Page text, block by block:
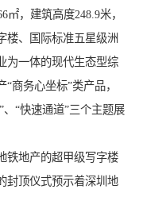
㎡，建筑高度248.9米，
楼、国际标准五星级洲
为一体的现代生态型综
商务心坐标”类产品，
、“快速通道”三个主题展
铁地产的超甲级写字楼
封顶仪式预示着深圳地